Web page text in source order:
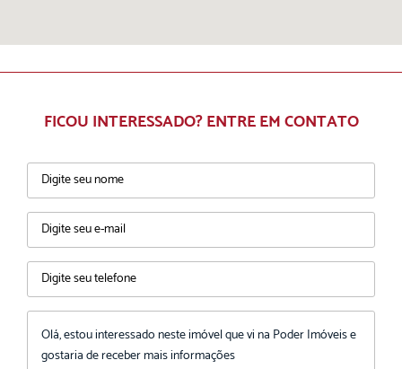
FICOU INTERESSADO? ENTRE EM CONTATO